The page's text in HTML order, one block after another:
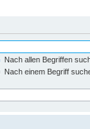
Nach allen Begriffen
Nach einem Begriff